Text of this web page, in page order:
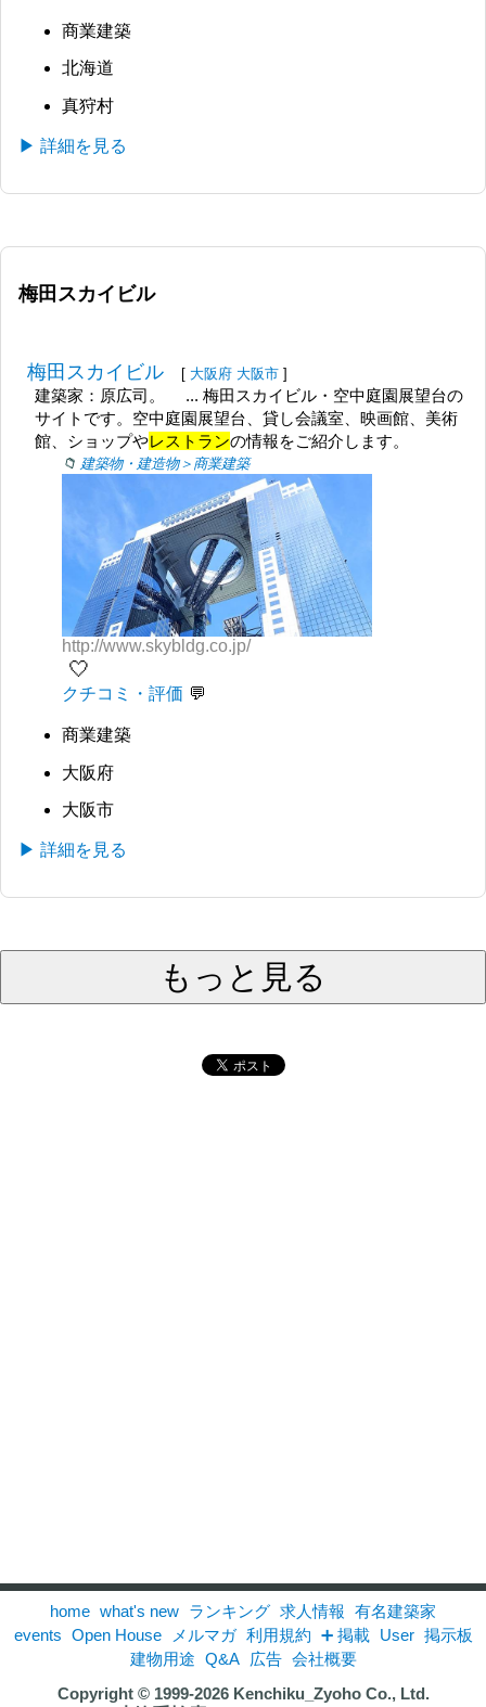
商業建築
北海道
真狩村
▶ 詳細を見る
梅田スカイビル
梅田スカイビル [ 大阪府 大阪市 ]
建築家：原広司。 ... 梅田スカイビル・空中庭園展望台の
サイトです。空中庭園展望台、貸し会議室、映画館、美術
館、ショップやレストランの情報をご紹介します。
建築物・建造物＞商業建築
http://www.skybldg.co.jp/
🤍
クチコミ・評価
商業建築
大阪府
大阪市
▶ 詳細を見る
もっと見る
home what's new ランキング 求人情報 有名建築家
events Open House メルマガ 利用規約 ➕ 掲載 User 掲示板
建物用途 Q&A 広告 会社概要
Copyright © 1999-2026 Kenchiku_Zyoho Co., Ltd.